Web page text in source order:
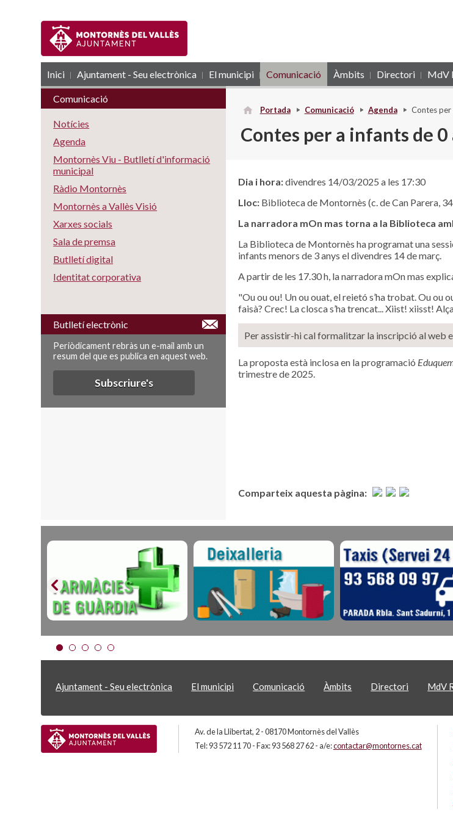
Inici Ajuntament - Seu electrònica El municipi Comunicació Àmbits Directori MdV
RSS
Portada Comunicació Agenda Contes per
Contes per a infants de 0
Dia i hora:divendres 14/03/2025 a les 17:30
Lloc:Biblioteca de Montornès (c. de Can Parera,
La narradora mOn mas torna a la Biblioteca
La Biblioteca de Montornès ha programat una
infants menors de 3 anys el divendres 14 de març.
A partir de les 17.30 h, la narradora mOn mas
"Ou ou ou! Un ou ouat, el reietó s’ha trobat. Ou ou
faisà? Crec! La closca s’ha trencat... Xiist! xiisst!
Per assistir-hi cal formalitzar la inscripció al web
La proposta està inclosa en la programació
trimestre de 2025.
Comparteix aquesta pàgina:
Comunicació
Notícies
Agenda
Montornès Viu - Butlletí d'informació
municipal
Ràdio Montornès
Montornès a Vallès Visió
Xarxes socials
Sala de premsa
Butlletí digital
Identitat corporativa
Butlletí electrònic
Periòdicament rebràs un e-mail amb un
resum del que es publica en aquest web.
Subscriure's
Ajuntament - Seu electrònica El municipi Comunicació Àmbits Directori MdV
Av. de la Llibertat, 2 - 08170 Montornès del Vallès
Tel: 93 572 11 70 - Fax: 93 568 27 62 - a/e:contactar@montornes.cat